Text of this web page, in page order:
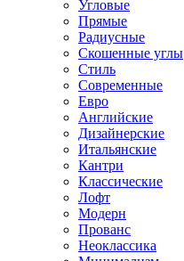
Угловые
Прямые
Радиусные
Скошенные углы
Стиль
Современные
Евро
Английские
Дизайнерские
Итальянские
Кантри
Классические
Лофт
Модерн
Прованс
Неоклассика